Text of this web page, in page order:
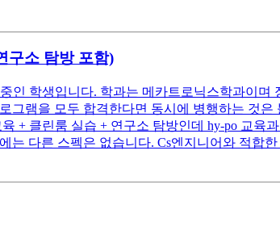
구소 탐방 포함)
인 학생입니다. 학과는 메카트로닉스학과이
그램을 모두 합격한다면 동시에 병행하는 것
+ 클린룸 실습 + 연구소 탐방인데 hy-po 교육
는 다른 스펙은 없습니다. Cs엔지니어와 적합